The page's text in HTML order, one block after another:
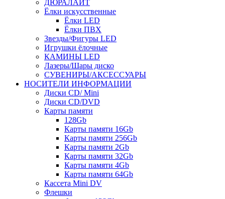
ДЮРАЛАЙТ
Ёлки искусственные
Ёлки LED
Ёлки ПВХ
Звезды/Фигуры LED
Игрушки ёлочные
КАМИНЫ LED
Лазеры/Шары диско
СУВЕНИРЫ/АКСЕССУАРЫ
НОСИТЕЛИ ИНФОРМАЦИИ
Диски CD/ Mini
Диски CD/DVD
Карты памяти
128Gb
Карты памяти 16Gb
Карты памяти 256Gb
Карты памяти 2Gb
Карты памяти 32Gb
Карты памяти 4Gb
Карты памяти 64Gb
Кассета Mini DV
Флешки